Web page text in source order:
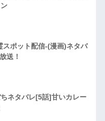
スポット配信-(漫画)ネタバ
送！
ネタバレ[5話]甘いカレー